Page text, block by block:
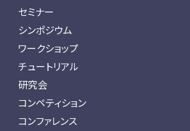
セミナー
シンポジウム
ワークショップ
チュートリアル
研究会
コンペティション
コンファレンス